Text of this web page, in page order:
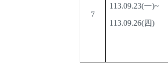
7
113.09.23(一)~
113.09.26(四)